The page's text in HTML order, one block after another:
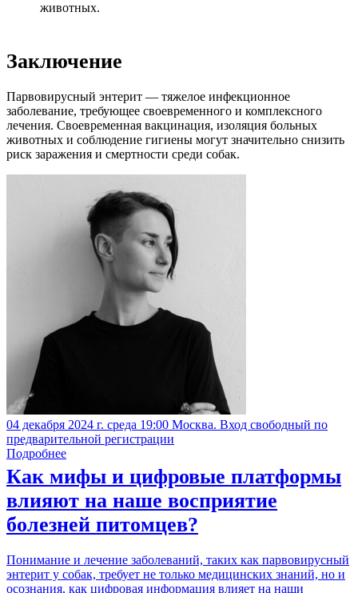
животных.
Заключение
Парвовирусный энтерит — тяжелое инфекционное
заболевание, требующее своевременного и комплексного
лечения. Своевременная вакцинация, изоляция больных
животных и соблюдение гигиены могут значительно снизить
риск заражения и смертности среди собак.
04 декабря 2024 г. среда 19:00 Москва. Вход свободный по
предварительной регистрации
Подробнее
Как мифы и цифровые платформы
влияют на наше восприятие
болезней питомцев?
Понимание и лечение заболеваний, таких как парвовирусный
энтерит у собак, требует не только медицинских знаний, но и
осознания, как цифровая информация влияет на наши